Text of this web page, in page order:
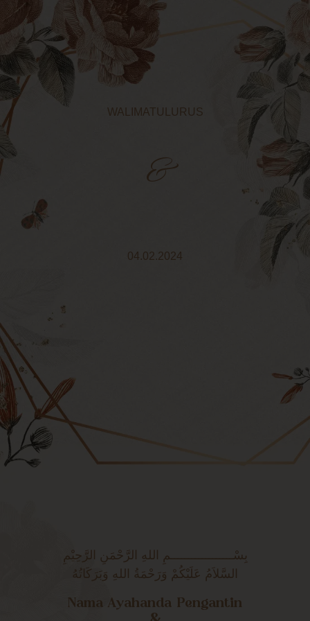
WALIMATULURUS
&
04.02.2024
بِسْــــــــــــــــــمِ اللهِ الرَّحْمَنِ الرَّحِيْمِ
السَّلاَمُ عَلَيْكُمْ وَرَحْمَةُ اللهِ وَبَرَكَاتُهُ
Nama Ayahanda Pengantin